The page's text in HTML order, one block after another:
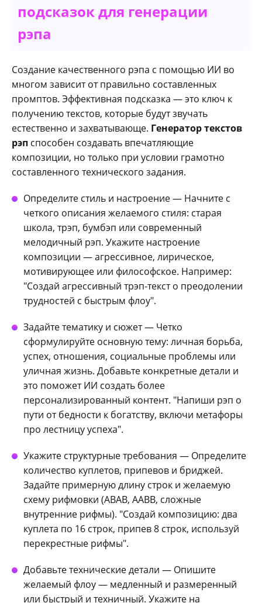
подсказок для генерации
рэпа
Создание качественного рэпа с помощью ИИ во
многом зависит от правильно составленных
промптов. Эффективная подсказка — это ключ к
получению текстов, которые будут звучать
естественно и захватывающе. Генератор текстов
рэп способен создавать впечатляющие
композиции, но только при условии грамотно
составленного технического задания.
Определите стиль и настроение — Начните с
четкого описания желаемого стиля: старая
школа, трэп, бумбэп или современный
мелодичный рэп. Укажите настроение
композиции — агрессивное, лирическое,
мотивирующее или философское. Например:
"Создай агрессивный трэп-текст о преодолении
трудностей с быстрым флоу".
Задайте тематику и сюжет — Четко
сформулируйте основную тему: личная борьба,
успех, отношения, социальные проблемы или
уличная жизнь. Добавьте конкретные детали и
это поможет ИИ создать более
персонализированный контент. "Напиши рэп о
пути от бедности к богатству, включи метафоры
про лестницу успеха".
Укажите структурные требования — Определите
количество куплетов, припевов и бриджей.
Задайте примерную длину строк и желаемую
схему рифмовки (ABAB, AABB, сложные
внутренние рифмы). "Создай композицию: два
куплета по 16 строк, припев 8 строк, используй
перекрестные рифмы".
Добавьте технические детали — Опишите
желаемый флоу — медленный и размеренный
или быстрый и техничный. Укажите на